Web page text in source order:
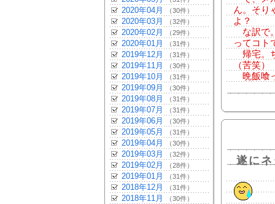
2020年04月 （30件）
2020年03月 （32件）
2020年02月 （29件）
2020年01月 （31件）
2019年12月 （31件）
2019年11月 （30件）
2019年10月 （31件）
2019年09月 （30件）
2019年08月 （31件）
2019年07月 （31件）
2019年06月 （30件）
2019年05月 （31件）
2019年04月 （30件）
2019年03月 （32件）
2019年02月 （28件）
2019年01月 （31件）
2018年12月 （31件）
2018年11月 （30件）
ん。そり
よ？
な訳で
ってコト
帰宅。
（苦笑）
晩飯喰
遂に